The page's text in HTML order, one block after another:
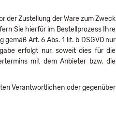
der Zustellung der Ware zum Zweck
Sie hierfür im Bestellprozess Ihre
Art. 6 Abs. 1 lit. b DSGVO nur
erfolgt nur, soweit dies für die
mit dem Anbieter bzw. die
Verantwortlichen oder gegenüber